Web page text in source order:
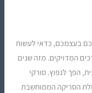
בעצמכם, כדאי לעשות
המדויקים. מזה שנים
הפך לנפוץ. סורקי
הסריקה הממוחשבת